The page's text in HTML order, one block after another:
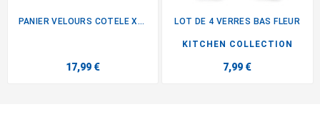
PANIER VELOURS COTELE X3 TAUPE
17,99 €
LOT DE 4 VERRES BAS FLEUR
KITCHEN COLLECTION
7,99 €